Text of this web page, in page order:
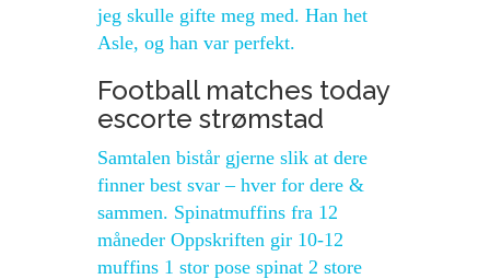
jeg skulle gifte meg med. Han het
Asle, og han var perfekt.
Football matches today
escorte strømstad
Samtalen bistår gjerne slik at dere
finner best svar – hver for dere &
sammen. Spinatmuffins fra 12
måneder Oppskriften gir 10-12
muffins 1 stor pose spinat 2 store